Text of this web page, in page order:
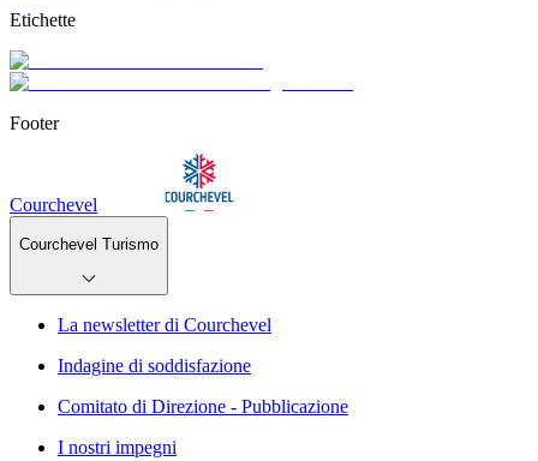
Etichette
Footer
Courchevel
Courchevel Turismo
La newsletter di Courchevel
Indagine di soddisfazione
Comitato di Direzione - Pubblicazione
I nostri impegni